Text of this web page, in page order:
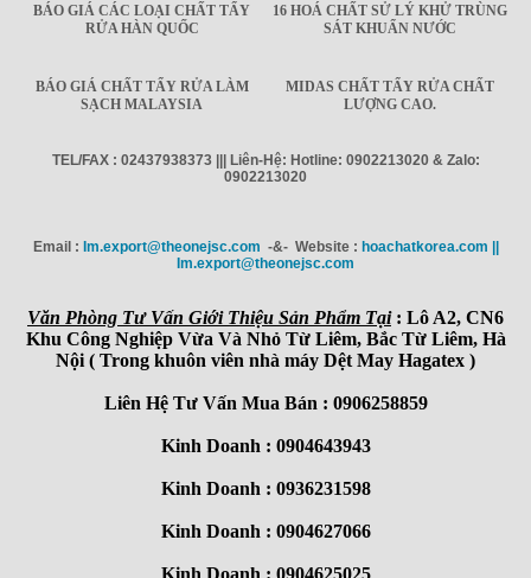
BÁO GIÁ CÁC LOẠI CHẤT TẨY
RỬA HÀN QUỐC
16 HOÁ CHẤT SỬ LÝ KHỬ TRÙNG
SÁT KHUẨN NƯỚC
BÁO GIÁ CHẤT TẨY RỬA LÀM
SẠCH MALAYSIA
MIDAS CHẤT TẨY RỬA CHẤT
LƯỢNG CAO.
TEL/FAX : 02437938373 ||| Liên-Hệ: Hotline: 0902213020 & Zalo:
0902213020
Email : Im.export@theonejsc.com -&- Website : hoachatkorea.com ||
Im.export@theonejsc.com
Văn Phòng Tư Vấn Giới Thiệu Sản Phẩm Tại: Lô A2, CN6
Khu Công Nghiệp Vừa Và Nhỏ Từ Liêm, Bắc Từ Liêm, Hà
Nội ( Trong khuôn viên nhà máy Dệt May Hagatex )
Liên Hệ Tư Vấn Mua Bán : 0906258859
Kinh Doanh : 0904643943
Kinh Doanh : 0936231598
Kinh Doanh : 0904627066